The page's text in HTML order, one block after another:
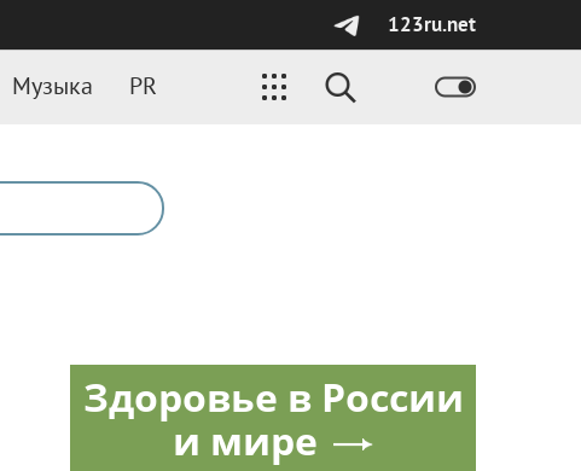
123ru.net
Музыка PR
Здоровье в России
и мире